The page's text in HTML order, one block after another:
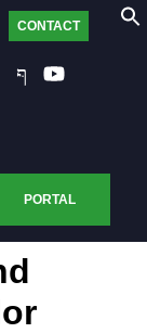
CONTACT
PORTAL